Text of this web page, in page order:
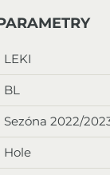
LEKI
BL
Sezóna 2022/
Hole